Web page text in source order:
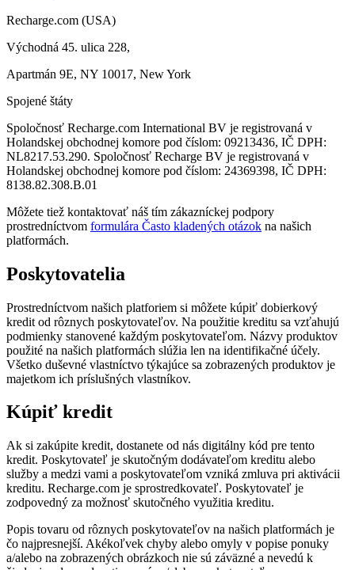
Recharge.com (USA)
Východná 45. ulica 228,
Apartmán 9E, NY 10017, New York
Spojené štáty
Spoločnosť Recharge.com International BV je registrovaná v
Holandskej obchodnej komore pod číslom: 09213436, IČ DPH:
NL8217.53.290. Spoločnosť Recharge BV je registrovaná v
Holandskej obchodnej komore pod číslom: 24369398, IČ DPH:
8138.82.308.B.01
Môžete tiež kontaktovať náš tím zákazníckej podpory
prostredníctvom formulára Často kladených otázok na našich
platformách.
Poskytovatelia
Prostredníctvom našich platforiem si môžete kúpiť dobierkový
kredit od rôznych poskytovateľov. Na použitie kreditu sa vzťahujú
podmienky stanovené každým poskytovateľom. Názvy produktov
použité na našich platformách slúžia len na identifikačné účely.
Všetko duševné vlastníctvo týkajúce sa zobrazených produktov je
majetkom ich príslušných vlastníkov.
Kúpiť kredit
Ak si zakúpite kredit, dostanete od nás digitálny kód pre tento
kredit. Poskytovateľ je skutočným dodávateľom kreditu alebo
služby a medzi vami a poskytovateľom vzniká zmluva pri aktivácii
kreditu. Recharge.com je sprostredkovateľ. Poskytovateľ je
zodpovedný za možnosť skutočného využitia kreditu.
Popis tovaru od rôznych poskytovateľov na našich platformách je
čo najpresnejší. Akékoľvek chyby alebo omyly v popise ponuky
a/alebo na zobrazených obrázkoch nie sú záväzné a nevedú k